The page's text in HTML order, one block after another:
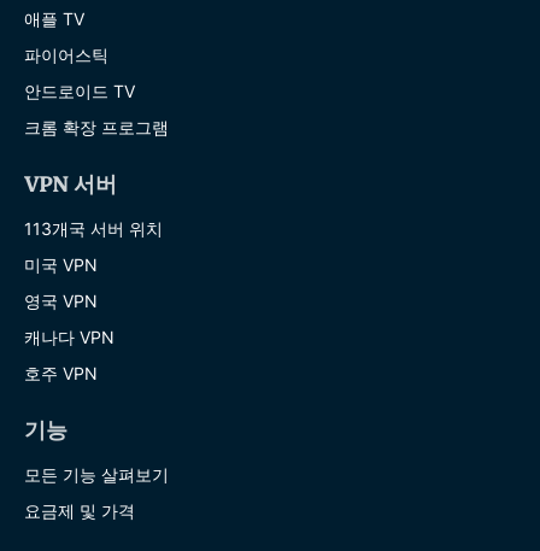
애플 TV
파이어스틱
안드로이드 TV
크롬 확장 프로그램
VPN 서버
113개국 서버 위치
미국 VPN
영국 VPN
캐나다 VPN
호주 VPN
기능
모든 기능 살펴보기
요금제 및 가격